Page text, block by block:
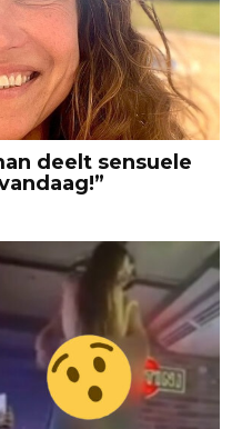
deelt sensuele